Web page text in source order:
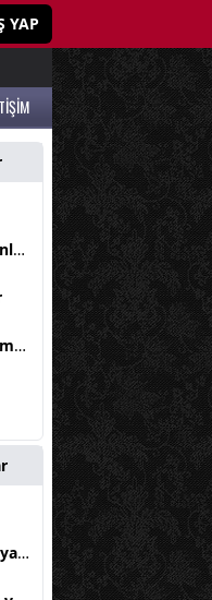
YAP
Ahır zamanda insanlar bozulunca
Fânî sofranın bâkî misafiri "insanlarız"
Bir melek düştü rüyama